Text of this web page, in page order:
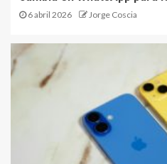
6 abril 2026 Jorge Coscia